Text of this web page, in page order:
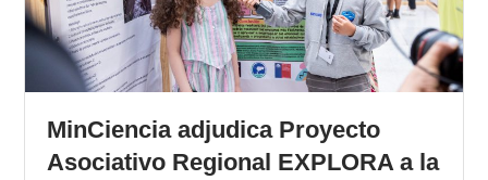
MinCiencia adjudica Proyecto
Asociativo Regional EXPLORA a la